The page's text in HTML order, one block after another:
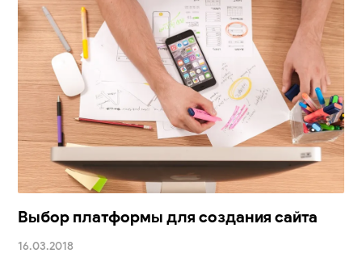
Выбор платформы для создания сайта
16.03.2018